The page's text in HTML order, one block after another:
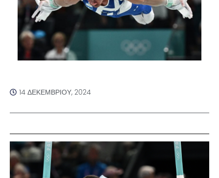
14 ΔΕΚΕΜΒΡΊΟΥ, 2024